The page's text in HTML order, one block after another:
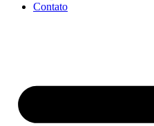
Contato